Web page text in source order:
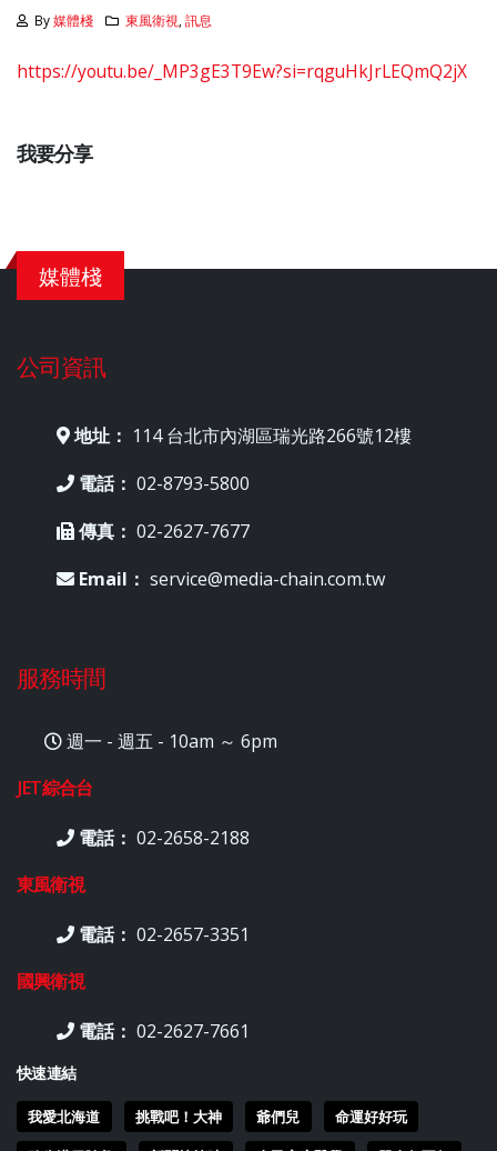
By媒體棧 東風衛視 訊息
https://youtu.be/_MP3gE3T9Ew?si=rqguHkJrLEQmQ2jX
我要分享
媒體棧
公司資訊
地址： 114 台北市內湖區瑞光路266號12樓
電話： 02-8793-5800
傳真： 02-2627-7677
Email： service@media-chain.com.tw
服務時間
週一 - 週五 - 10am ～ 6pm
JET綜合台
電話： 02-2658-2188
東風衛視
電話： 02-2657-3351
國興衛視
電話： 02-2627-7661
快速連結
我愛北海道 挑戰吧！大神 爺們兒
命運好好玩